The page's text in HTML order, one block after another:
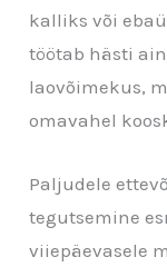
kalliks või
töötab hästi
laovõimekus,
omavahel
Paljudele
tegutsemine
viiepäevasele